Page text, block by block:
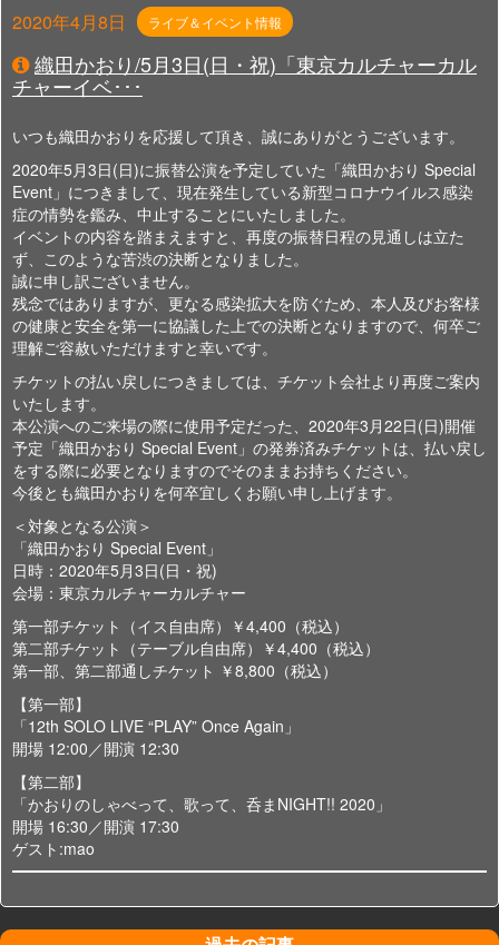
2020年4月8日 ライブ＆イベント情報
織田かおり/5月3日(日・祝)「東京カルチャーカル
チャーイベ･･･
いつも織田かおりを応援して頂き、誠にありがとうございます。
2020年5月3日(日)に振替公演を予定していた「織田かおり Special
Event」につきまして、現在発生している新型コロナウイルス感染
症の情勢を鑑み、中止することにいたしました。
イベントの内容を踏まえますと、再度の振替日程の見通しは立た
ず、このような苦渋の決断となりました。
誠に申し訳ございません。
残念ではありますが、更なる感染拡大を防ぐため、本人及びお客様
の健康と安全を第一に協議した上での決断となりますので、何卒ご
理解ご容赦いただけますと幸いです。
チケットの払い戻しにつきましては、チケット会社より再度ご案内
いたします。
本公演へのご来場の際に使用予定だった、2020年3月22日(日)開催
予定「織田かおり Special Event」の発券済みチケットは、払い戻し
をする際に必要となりますのでそのままお持ちください。
今後とも織田かおりを何卒宜しくお願い申し上げます。
＜対象となる公演＞
「織田かおり Special Event」
日時：2020年5月3日(日・祝)
会場：東京カルチャーカルチャー
第一部チケット（イス自由席）￥4,400（税込）
第二部チケット（テーブル自由席）￥4,400（税込）
第一部、第二部通しチケット ￥8,800（税込）
【第一部】
「12th SOLO LIVE “PLAY” Once Again」
開場 12:00／開演 12:30
【第二部】
「かおりのしゃべって、歌って、呑まNIGHT!! 2020」
開場 16:30／開演 17:30
ゲスト:mao